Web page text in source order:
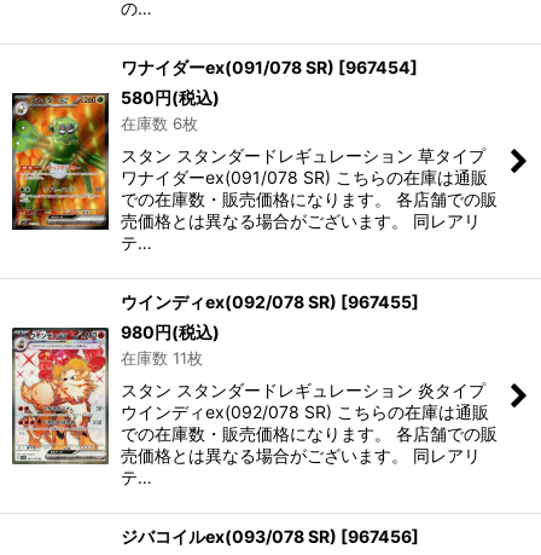
の…
ワナイダーex(091/078 SR) [967454]
580円(税込)
在庫数 6枚
スタン スタンダードレギュレーション 草タイプ
ワナイダーex(091/078 SR) こちらの在庫は通販
での在庫数・販売価格になります。 各店舗での販
売価格とは異なる場合がございます。 同レアリ
テ…
ウインディex(092/078 SR) [967455]
980円(税込)
在庫数 11枚
スタン スタンダードレギュレーション 炎タイプ
ウインディex(092/078 SR) こちらの在庫は通販
での在庫数・販売価格になります。 各店舗での販
売価格とは異なる場合がございます。 同レアリ
テ…
ジバコイルex(093/078 SR) [967456]